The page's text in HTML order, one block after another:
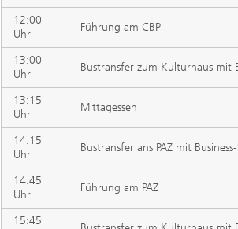
12:00
Uhr
Führung am CBP
13:00
Uhr
Bustransfer zum Kulturhaus mit
13:15
Uhr
Mittagessen
14:15
Uhr
Bustransfer ans PAZ mit
14:45
Uhr
Führung am PAZ
15:45